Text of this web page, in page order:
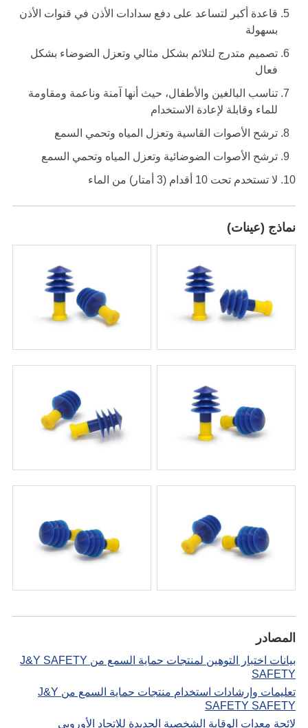
قاعدة أكبر لتساعد على دفع سدادات الأذن في قنوات الأذن
بسهولة
تصميم متدرج لتلائم بشكل مثالي وتعزل الضوضاء بشكل
فعال
تناسب البالغين والأطفال، حيث أنها آمنة وناعمة ومقاومة
للماء وقابلة لإعادة الاستخدام
ترشح الأصوات القاسية وتعزل المياه وتحمي السمع
ترشح الأصوات الضوضائية وتعزل المياه وتحمي السمع
لا تستخدم تحت 10 أقدام (3 أمتار) من الماء
نماذج (عينات)
المصادر
بيانات اختبار التوهين لمنتجات حماية السمع من J&Y SAFETY
SAFETY
تعليمات وإرشادات استخدام منتجات حماية السمع من J&Y
SAFETY SAFETY
لائحة معدات الوقاية الشخصية الجديدة للاتحاد الأوروبي